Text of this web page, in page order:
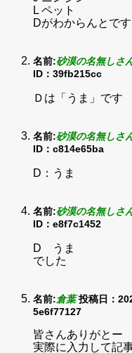
L ペット
Dがわからんとです
名前:砂漠の名無しさ
ID：39fb215cc
Ｄは「うま」です
名前:砂漠の名無しさ
ID：c814e65ba
D：うま
名前:砂漠の名無しさ
ID：e8f7c1452
D うま
でした
名前:倉葉 投稿日：
5e6f77127
皆さんありがとー
実際に入力して記